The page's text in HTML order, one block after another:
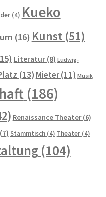
(4) Kueko
(16) Kunst (51)
Literatur(8) Ludwig-
(13) Mieter(11) Musik
(186)
Renaissance Theater(6)
(7) Stammtisch(4) Theater(4)
(104)